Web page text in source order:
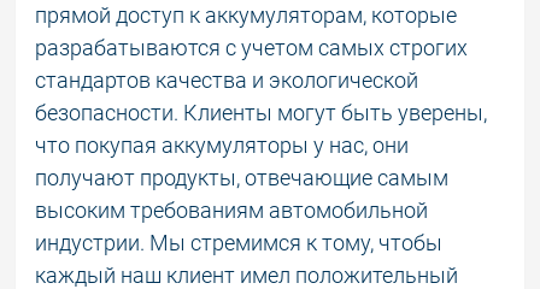
прямой доступ к аккумуляторам, которые
разрабатываются с учетом самых строгих
стандартов качества и экологической
безопасности. Клиенты могут быть уверены,
что покупая аккумуляторы у нас, они
получают продукты, отвечающие самым
высоким требованиям автомобильной
индустрии. Мы стремимся к тому, чтобы
каждый наш клиент имел положительный